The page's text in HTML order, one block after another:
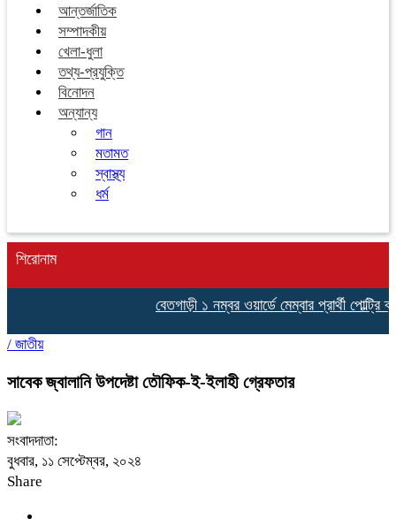
আন্তর্জাতিক
সম্পাদকীয়
খেলা-ধুলা
তথ্য-প্রযুক্তি
বিনোদন
অন্যান্য
গান
মতামত
স্বাস্থ্য
ধর্ম
শিরোনাম
বেতগাড়ী ১ নম্বর ওয়ার্ডে মেম্বার প্রার্থী পোল্ট্রি
/ জাতীয়
সাবেক জ্বালানি উপদেষ্টা তৌফিক-ই-ইলাহী গ্রেফতার
সংবাদদাতা:
বুধবার, ১১ সেপ্টেম্বর, ২০২৪
Share